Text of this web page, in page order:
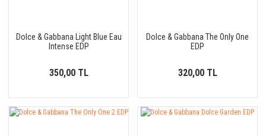
Dolce & Gabbana Light Blue Eau
Intense EDP
350,00 TL
Dolce & Gabbana The Only One
EDP
320,00 TL